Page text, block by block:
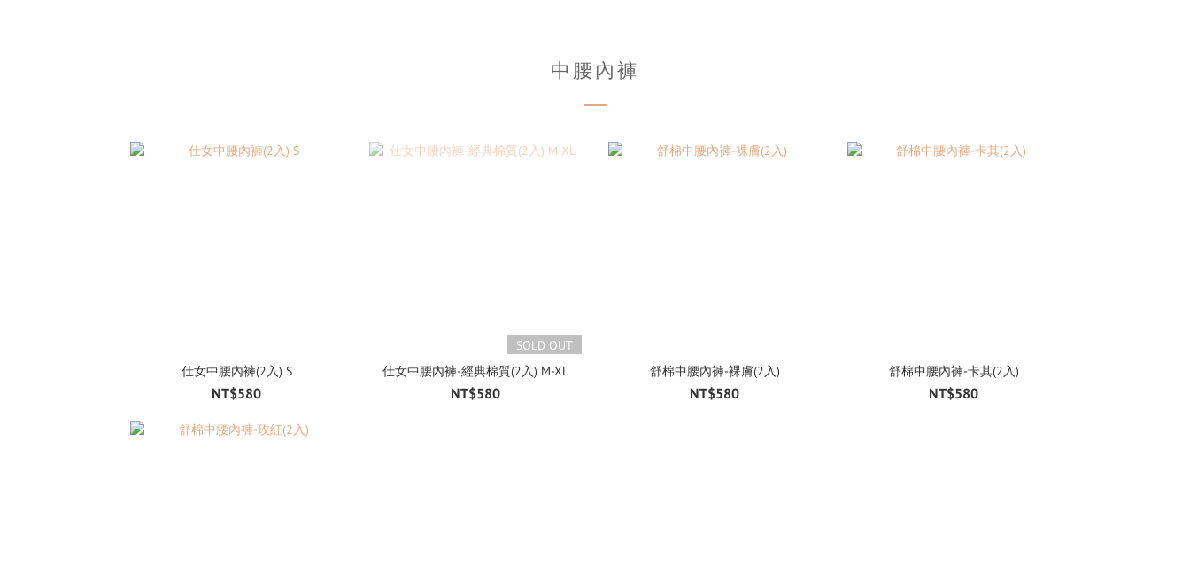
中腰內褲
仕女中腰內褲(2入) S
NT$580
SOLD OUT
仕女中腰內褲-經典棉質(2入) M-XL
NT$580
舒棉中腰內褲-裸膚(2入)
NT$580
舒棉中腰內褲-卡其(2入)
NT$580